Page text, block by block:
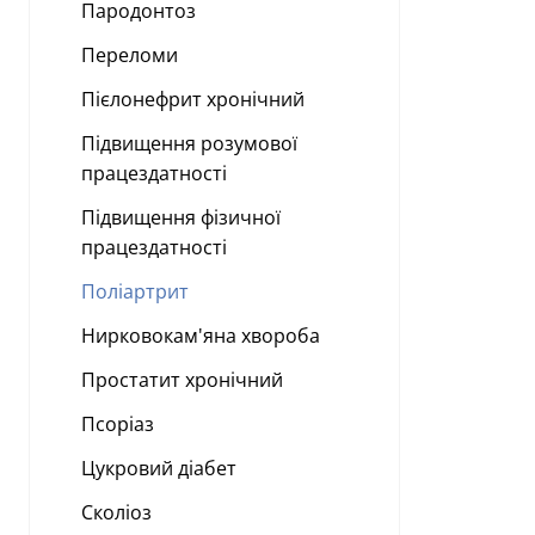
Пародонтоз
Переломи
Пієлонефрит хронічний
Підвищення розумової
працездатності
Підвищення фізичної
працездатності
Поліартрит
Нирковокам'яна хвороба
Простатит хронічний
Псоріаз
Цукровий діабет
Сколіоз